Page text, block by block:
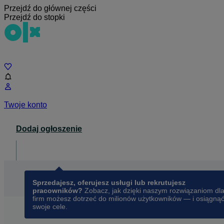
Przejdź do głównej części
Przejdź do stopki
Twoje konto
Dodaj ogłoszenie
Sprzedajesz, oferujesz usługi lub rekrutujesz
pracowników? Zobacz, jak dzięki naszym rozwiązaniom dla
firm możesz dotrzeć do milionów użytkowników — i osiągnąć
swoje cele.